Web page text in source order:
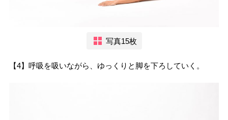
写真15枚
【4】呼吸を吸いながら、ゆっくりと脚を下ろしていく。